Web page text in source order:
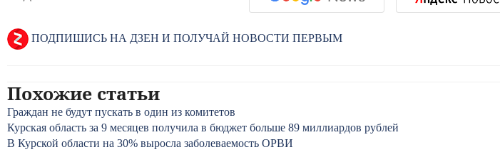
ПОДПИШИСЬ НА ДЗЕН И ПОЛУЧАЙ НОВОСТИ ПЕРВЫМ
Похожие статьи
Граждан не будут пускать в один из комитетов
Курская область за 9 месяцев получила в бюджет больше 89 миллиардов рублей
В Курской области на 30% выросла заболеваемость ОРВИ